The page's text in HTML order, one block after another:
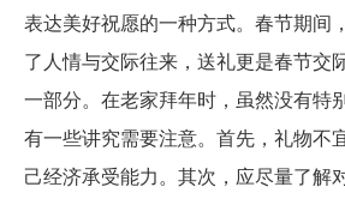
表达美好祝愿的一种方式。春节期间
了人情与交际往来，送礼更是春节交
一部分。在老家拜年时，虽然没有特
有一些讲究需要注意。首先，礼物不
己经济承受能力。其次，应尽量了解